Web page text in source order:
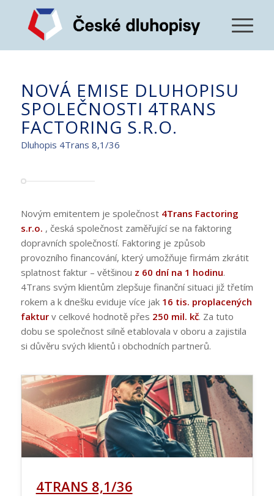
NOVÁ EMISE DLUHOPISU
SPOLEČNOSTI 4TRANS
FACTORING S.R.O.
Dluhopis 4Trans 8,1/36
Novým emitentem je společnost 4Trans Factoring
s.r.o. , česká společnost zaměřující se na faktoring
dopravních společností. Faktoring je způsob
provozního financování, který umožňuje firmám zkrátit
splatnost faktur – většinou z 60 dní na 1 hodinu.
4Trans svým klientům zlepšuje finanční situaci již třetím
rokem a k dnešku eviduje více jak 16 tis. proplacených
faktur v celkové hodnotě přes 250 mil. kč. Za tuto
dobu se společnost silně etablovala v oboru a zajistila
si důvěru svých klientů i obchodních partnerů.
4TRANS 8,1/36